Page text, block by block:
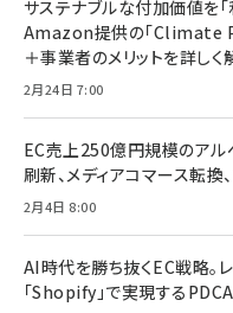
サステナブルな付加価値を
Amazon提供の「Climate
＋事業者のメリットを詳しく
2月24日 7:00
EC売上250億円規模のア
刷新、メディアコマース転換
2月4日 8:00
AI時代を勝ち抜くEC戦略。
「Shopify」で実現する